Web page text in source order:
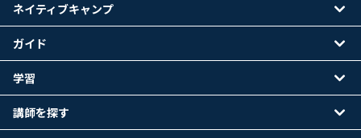
ネイティブキャンプ
ガイド
学習
講師を探す